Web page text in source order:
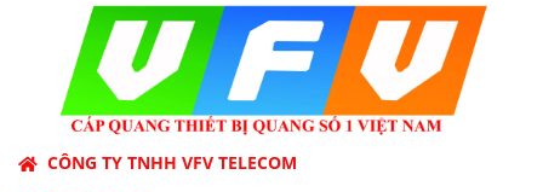
CÔNG TY TNHH VFV TELECOM